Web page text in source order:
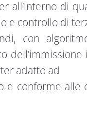
all’interno di
e controllo di
con
adatto ad
e conforme alle